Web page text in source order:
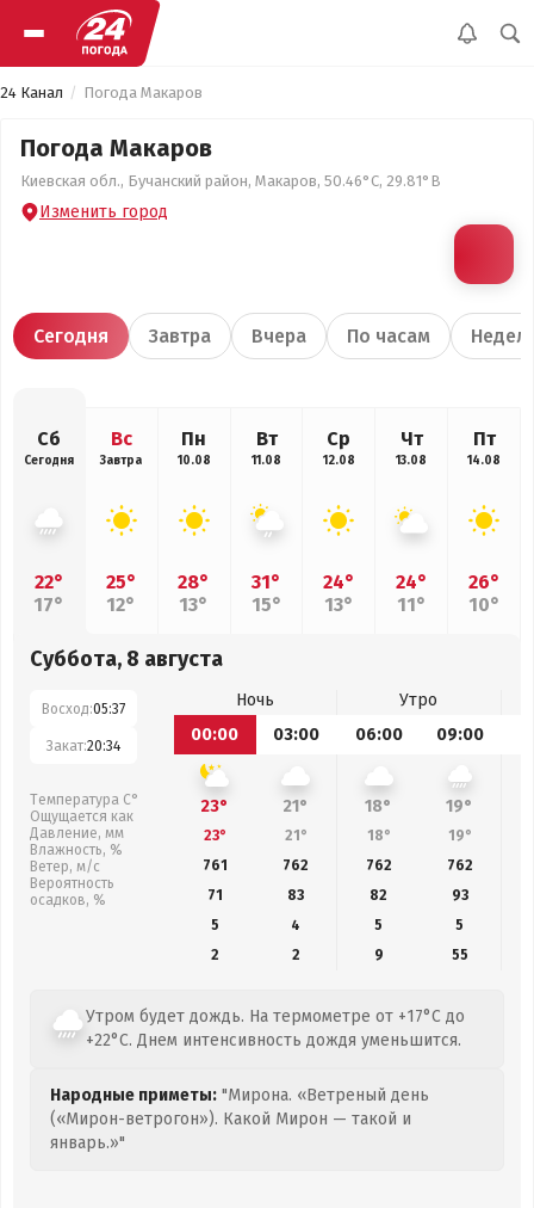
24 Канал Погода Макаров
Погода Макаров
Киевская обл., Бучанский район, Макаров, 50.46°С, 29.81°В
Изменить город
Сегодня Завтра Вчера По часам
Сб
Сегодня
22°
17°
Вс
Завтра
25°
12°
Пн
10.08
28°
13°
Вт
11.08
31°
15°
Ср
12.08
24°
13°
Чт
13.08
24°
11°
Пт
14.08
26°
10°
Суббота, 8 августа
Восход:05:37
Закат:20:34
Температура С°
Ощущается как
Давление, мм
Влажность, %
Ветер, м/с
Вероятность
осадков, %
Ночь
Утро
00:00
03:00 06:00 09:00
23° 21° 18° 19°
23° 21° 18° 19°
761
762 762 762
71
83 82 93
5
4 5
5
2
2 9 55
Утром будет дождь. На термометре от +17°C до
+22°C. Днем интенсивность дождя уменьшится.
Народные приметы: "Мирона. «Ветреный день
(«Мирон-ветрогон»). Какой Мирон — такой и
январь.»"